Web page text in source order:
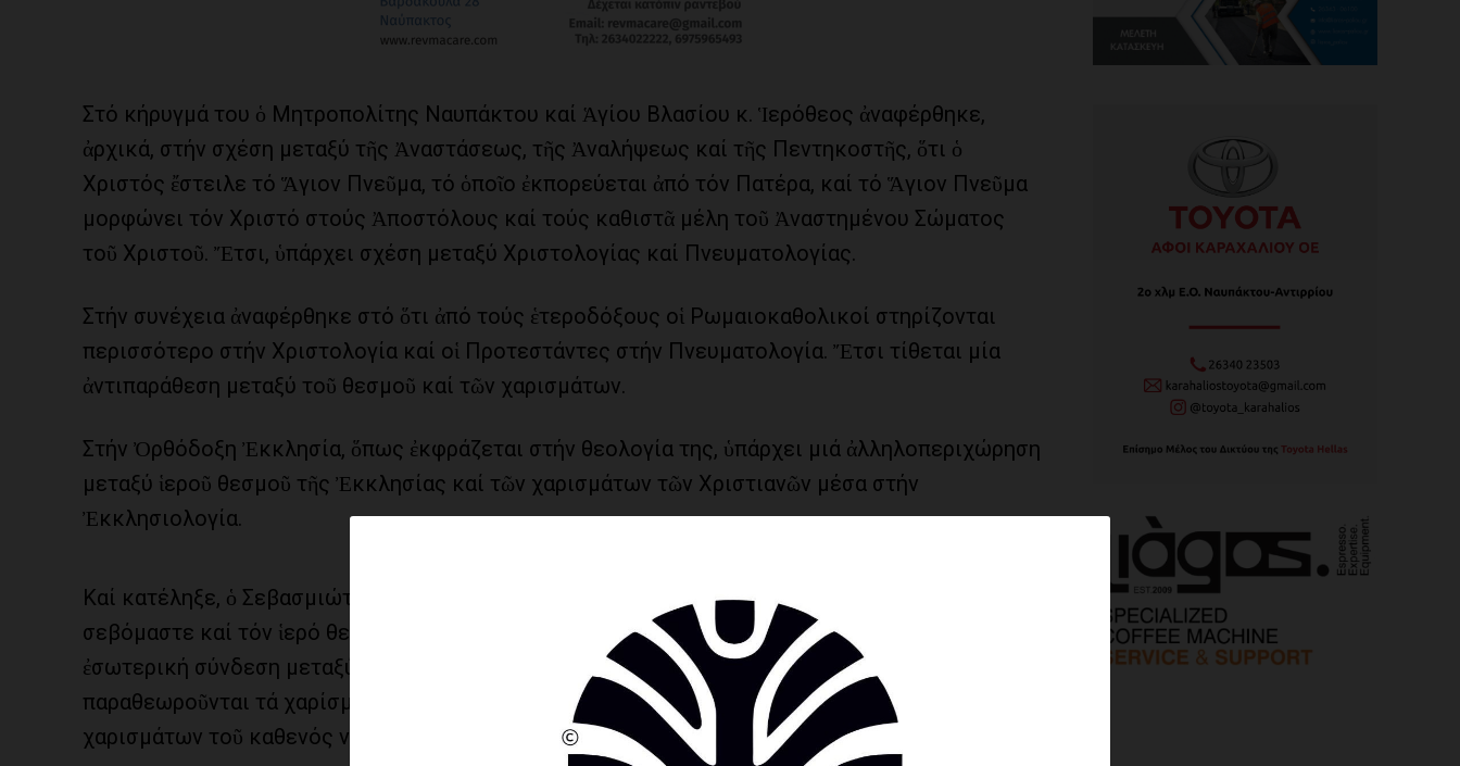
Στό κήρυγμά του ὁ Μητροπολίτης Ναυπάκτου καί Ἁγίου Βλασίου κ. Ἱερόθεος ἀναφέρθηκε,
ἀρχικά, στήν σχέση μεταξύ τῆς Ἀναστάσεως, τῆς Ἀναλήψεως καί τῆς Πεντηκοστῆς, ὅτι ὁ
Χριστός ἔστειλε τό Ἅγιον Πνεῦμα, τό ὁποῖο ἐκπορεύεται ἀπό τόν Πατέρα, καί τό Ἅγιον Πνεῦμα
μορφώνει τόν Χριστό στούς Ἀποστόλους καί τούς καθιστᾶ μέλη τοῦ Ἀναστημένου Σώματος
τοῦ Χριστοῦ. Ἔτσι, ὑπάρχει σχέση μεταξύ Χριστολογίας καί Πνευματολογίας.
Στήν συνέχεια ἀναφέρθηκε στό ὅτι ἀπό τούς ἑτεροδόξους οἱ Ρωμαιοκαθολικοί στηρίζονται
περισσότερο στήν Χριστολογία καί οἱ Προτεστάντες στήν Πνευματολογία. Ἔτσι τίθεται μία
ἀντιπαράθεση μεταξύ τοῦ θεσμοῦ καί τῶν χαρισμάτων.
Στήν Ὀρθόδοξη Ἐκκλησία, ὅπως ἐκφράζεται στήν θεολογία της, ὑπάρχει μιά ἀλληλοπεριχώρηση
μεταξύ ἱεροῦ θεσμοῦ τῆς Ἐκκλησίας καί τῶν χαρισμάτων τῶν Χριστιανῶν μέσα στήν
Ἐκκλησιολογία.
Καί κατέληξε, ὁ Σεβασμιώτατος, ὅτι γιά νά εἴμαστε Ὀρθόδοξοι Χριστιανοί, πρέπει νά
σεβόμαστε καί τόν ἱερό θεσμό τῆς Ἐκκλησίας καί τά χαρίσματα τῶν μελῶν της καί νά ὑπάρχη
ἐσωτερική σύνδεση μεταξύ αὐτῶν. Οὔτε ἐν ὀνόματι τοῦ θεσμοῦ (Ἱερά Σύνοδος) νά
παραθεωροῦνται τά χαρίσματα τοῦ Ἁγίου Πνεύματος τῶν Χριστιανῶν οὔτε ἐν ὀνόματι τῶν
χαρισμάτων τοῦ καθενός νά ὑπονομεύεται ὁ συνοδικός θεσμός τῆς Ἐκκλησίας.